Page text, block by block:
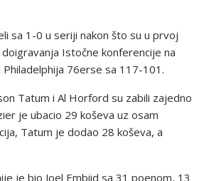
sa 1-0 u seriji nakon što su u prvoj
Istočne konferencije na
76erse sa 117-101.
Tatum i Al Horford su zabili zajedno
je ubacio 29 koševa uz osam
Tatum je dodao 28 koševa, a
je bio Joel Embiid sa 31 poenom, 13